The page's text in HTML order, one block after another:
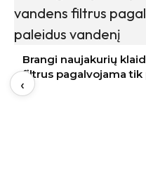
Brangi naujakurių
filtrus pagalvojama
‹